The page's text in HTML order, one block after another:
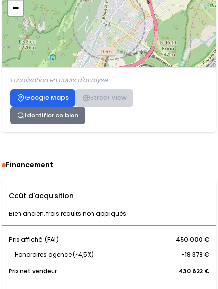
−
Localisation en cours d'analyse
Google Maps
Street View
Identifier ce bien
Financement
Coût d'acquisition
Bien ancien, frais réduits non appliqués
Prix affiché (FAI) 450 000 €
Honoraires agence (~4,5%)
-19 378 €
Prix net vendeur
430 622 €